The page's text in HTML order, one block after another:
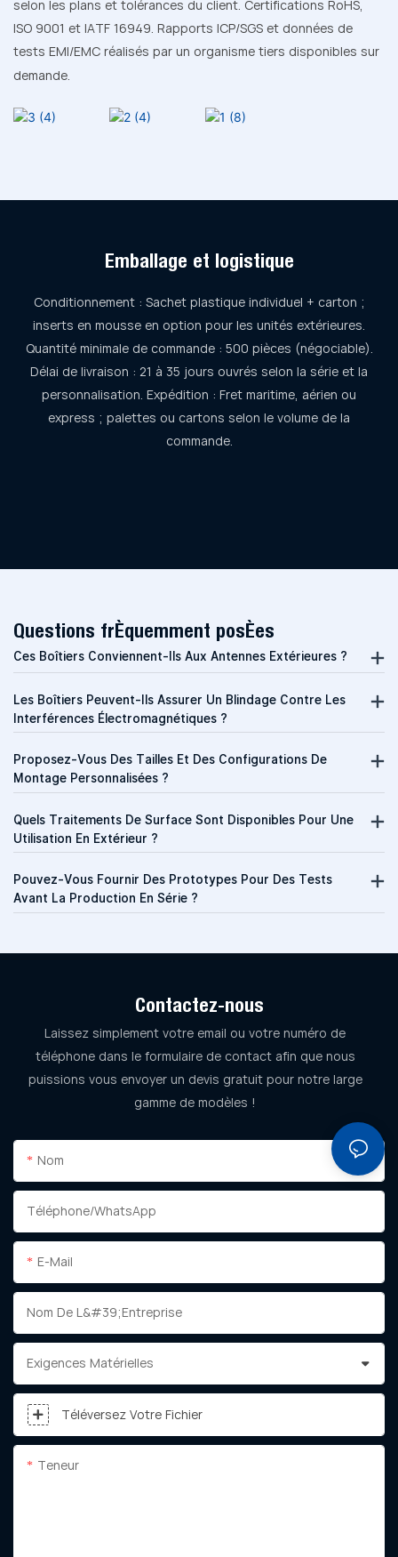
selon les plans et tolérances du client. Certifications RoHS,
ISO 9001 et IATF 16949. Rapports ICP/SGS et données de
tests EMI/EMC réalisés par un organisme tiers disponibles sur
demande.
Emballage et logistique
Conditionnement : Sachet plastique individuel + carton ;
inserts en mousse en option pour les unités extérieures.
Quantité minimale de commande : 500 pièces (négociable).
Délai de livraison : 21 à 35 jours ouvrés selon la série et la
personnalisation. Expédition : Fret maritime, aérien ou
express ; palettes ou cartons selon le volume de la
commande.
Questions fréquemment posées
Ces Boîtiers Conviennent-Ils Aux Antennes Extérieures ?
Les Boîtiers Peuvent-Ils Assurer Un Blindage Contre Les
Interférences Électromagnétiques ?
Proposez-Vous Des Tailles Et Des Configurations De
Montage Personnalisées ?
Quels Traitements De Surface Sont Disponibles Pour Une
Utilisation En Extérieur ?
Pouvez-Vous Fournir Des Prototypes Pour Des Tests
Avant La Production En Série ?
Contactez-nous
Laissez simplement votre email ou votre numéro de
téléphone dans le formulaire de contact afin que nous
puissions vous envoyer un devis gratuit pour notre large
gamme de modèles !
Nom
Téléphone/WhatsApp
E-Mail
Nom De L&#39;entreprise
Exigences Matérielles
Téléversez Votre Fichier
Teneur